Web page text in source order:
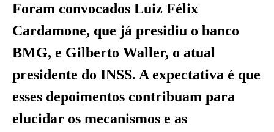
Foram convocados Luiz Félix
Cardamone, que já presidiu o banco
BMG, e Gilberto Waller, o atual
presidente do INSS. A expectativa é que
esses depoimentos contribuam para
elucidar os mecanismos e as